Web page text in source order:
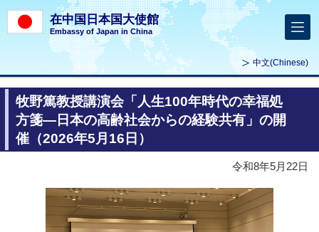
在中国日本国大使館
Embassy of Japan in China
中文(Chinese)
牧野篤教授講演会「人生100年時代の幸福処
方箋―日本の高齢社会からの経験共有」の開
催（2026年5月16日）
令和8年5月22日